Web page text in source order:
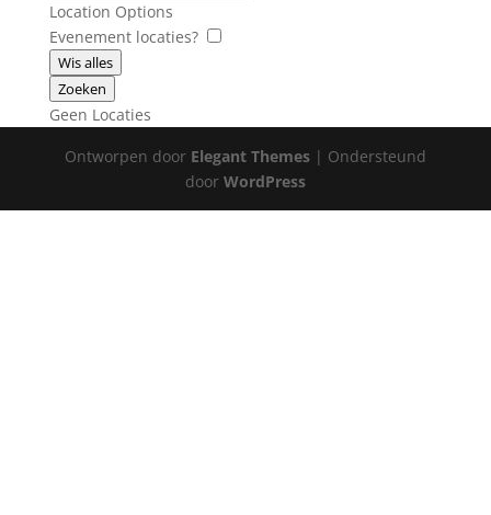
Location Options
Evenement locaties?
Wis alles
Zoeken
Geen Locaties
Ontworpen door Elegant Themes| Ondersteund
door WordPress